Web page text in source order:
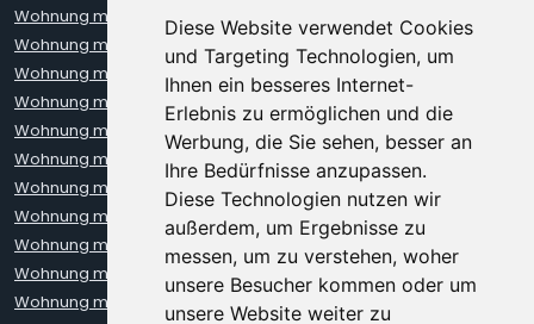
Diese Website verwendet Cookies
und Targeting Technologien, um
Ihnen ein besseres Internet-
Erlebnis zu ermöglichen und die
Werbung, die Sie sehen, besser an
Ihre Bedürfnisse anzupassen.
Diese Technologien nutzen wir
außerdem, um Ergebnisse zu
messen, um zu verstehen, woher
unsere Besucher kommen oder um
unsere Website weiter zu
Wohnung mieten Erfurt
Wohnung mieten Frankfurt
Wohnung mieten Freiburg
Wohnung mieten Hamburg
Wohnung mieten Hannover
Wohnung mieten Heidelberg
Wohnung mieten Karlsruhe
Wohnung mieten Kiel
Wohnung mieten Kleve
Wohnung mieten Koblenz
Wohnung mieten Köln
Wohnung mieten Krefeld
Wohnung mieten Leipzig
Wohnung mieten Leverkusen
Wohnung mieten Lübeck
Wohnung mieten Mainz
Wohnung mieten Mannheim
Wohnung mieten München
Wohnung mieten Münster
Wohnung mieten Neuss
Wohnung mieten Nürnberg
Wohnung mieten Oberhausen